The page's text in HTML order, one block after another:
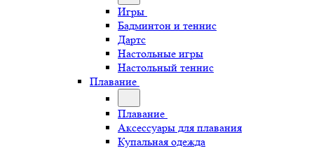
Игры
Бадминтон и теннис
Дартс
Настольные игры
Настольный теннис
Плавание
Плавание
Аксессуары для плавания
Купальная одежда